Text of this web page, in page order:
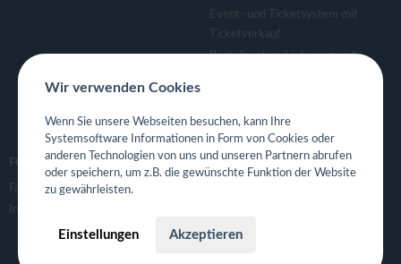
Event- und Ticketsystem mit
Ticketverkauf
Bestellsystem Lieferung und
Eigene App für Restaurant
FOLGE UNS
Facebook
Instagram
Wir verwenden Cookies
Wenn Sie unsere Webseiten besuchen, kann Ihre
Systemsoftware Informationen in Form von Cookies oder
anderen Technologien von uns und unseren Partnern abrufen
oder speichern, um z.B. die gewünschte Funktion der Website
zu gewährleisten.
Einstellungen Akzeptieren